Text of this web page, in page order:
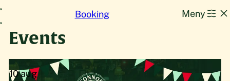
Hopp
til
innhold
Booking Meny
Events
10aug